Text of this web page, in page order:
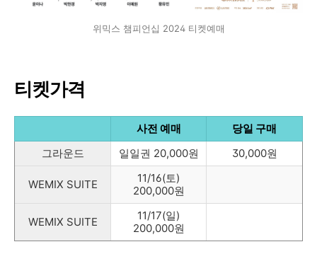
위믹스 챔피언십 2024 티켓예매
티켓가격
사전 예매
당일 구매
그라운드
일일권 20,000원 30,000원
WEMIX SUITE
11/16(토)
200,000원
WEMIX SUITE
11/17(일)
200,000원